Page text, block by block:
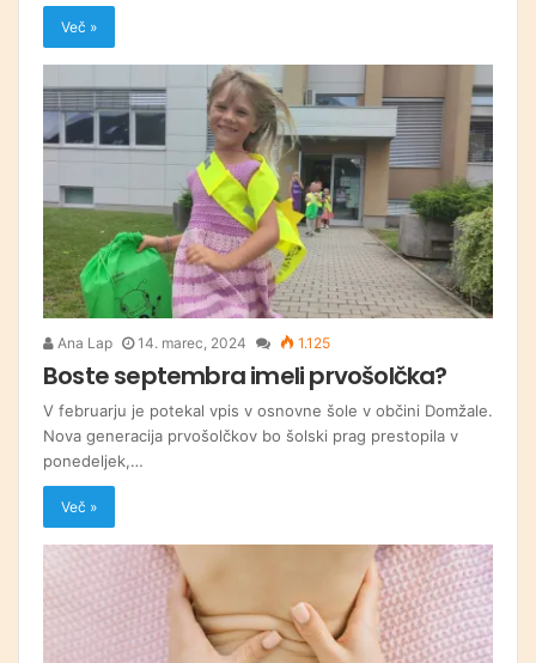
Več »
Ana Lap 14. marec, 2024 1.125
Boste septembra imeli prvošolčka?
V februarju je potekal vpis v osnovne šole v občini Domžale.
Nova generacija prvošolčkov bo šolski prag prestopila v
ponedeljek,…
Več »